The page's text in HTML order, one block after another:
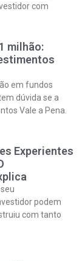
com
milhão:
em fundos
dúvida se a
Vale a Pena.
Experientes
podem
com tanto